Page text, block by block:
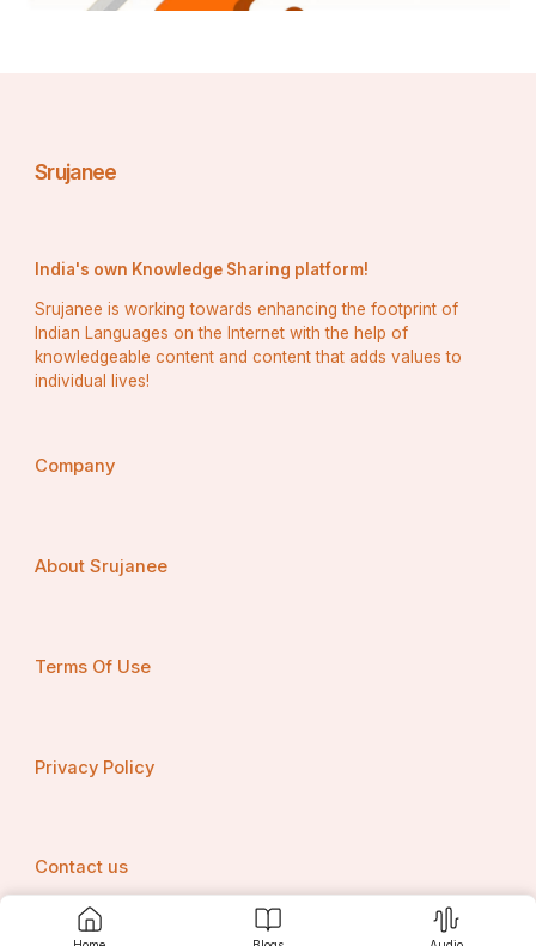
ନର୍କରୁ ଯିବି ମୁଁ ତରି
କରି ଆଜି ଉପବାସ
ମନ ମନ୍ଦିରେ ମୋ ଆସ
ମନରେ ନ ରଖି କାମନା
ଭକତି ଭୋଗରେ ଶ୍ରଦ୍ଧା ଧୂପ ଦେଇ
Srujanee
India's own Knowledge Sharing platform!
Srujanee is working towards enhancing the footprint of
Indian Languages on the Internet with the help of
knowledgeable content and content that adds values to
individual lives!
Company
About Srujanee
Terms Of Use
Privacy Policy
Contact us